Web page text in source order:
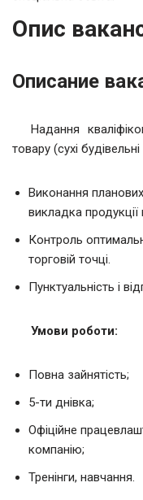
Опис
Описание
Надання
товару (сухі будівельні
Виконання
викладка продукції
Контроль
торговій точці.
Пунктуальність і
Умови роботи:
Повна зайнятість;
5-ти днівка;
Офіційне
компанію;
Тренінги, навчання.